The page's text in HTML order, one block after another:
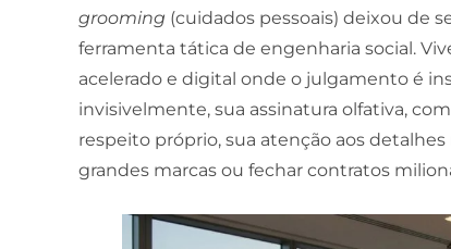
grooming (cuidados pessoais) deixou de
ferramenta tática de engenharia social.
acelerado e digital onde o julgamento é
invisivelmente, sua assinatura olfativa,
respeito próprio, sua atenção aos
grandes marcas ou fechar contratos